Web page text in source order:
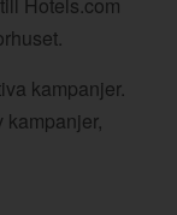
kampanjer.
kampanjer,